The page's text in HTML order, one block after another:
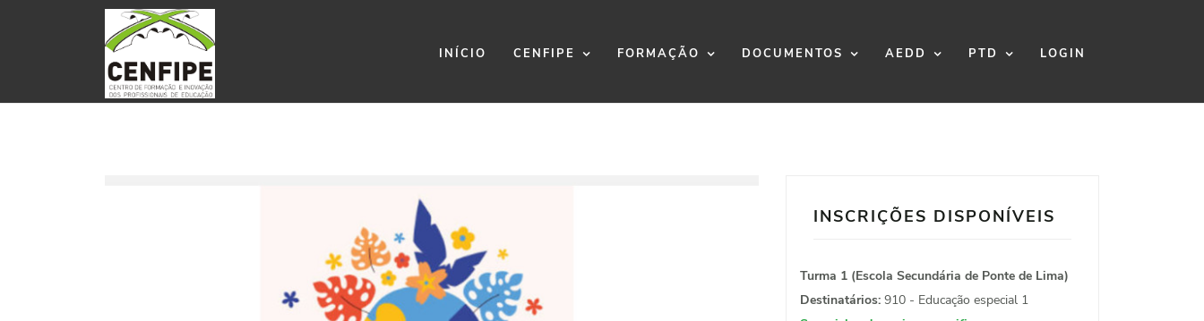
INÍCIO CENFIPE FORMAÇÃO DOCUMENTOS AEDD PTD LOGIN
INSCRIÇÕES DISPONÍVEIS
Turma 1 (Escola Secundária de Ponte de Lima)
Destinatários: 910 - Educação especial 1